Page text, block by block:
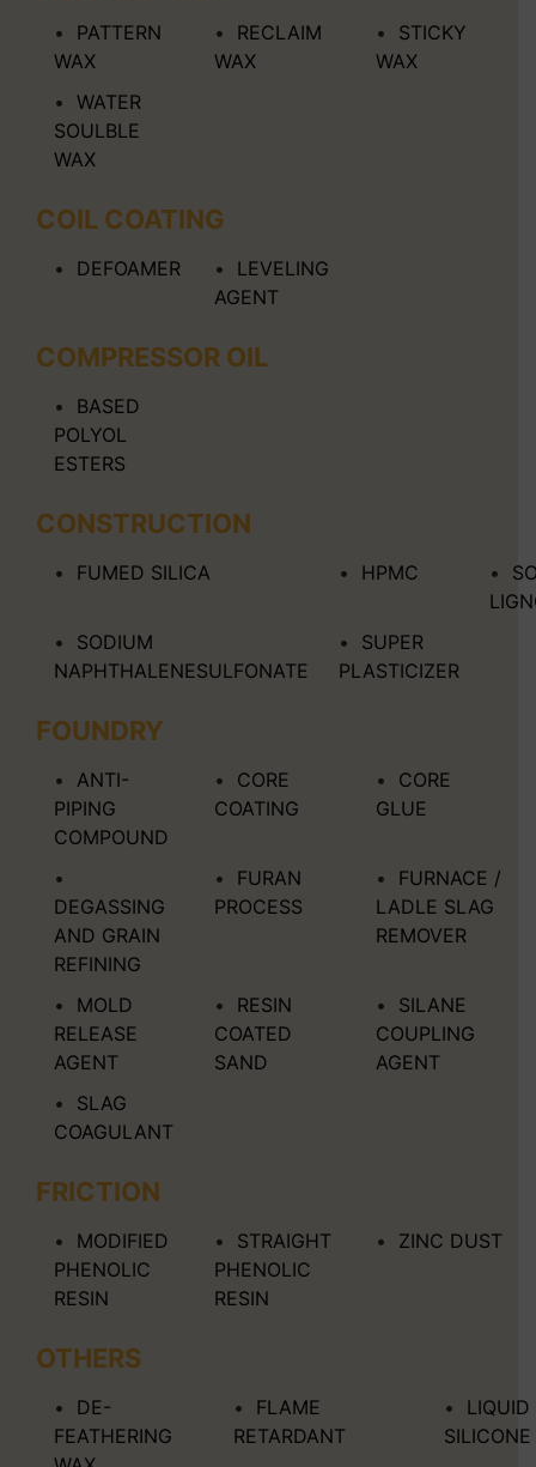
PATTERN
WAX
RECLAIM
WAX
STICKY
WAX
WATER
SOULBLE
WAX
COIL COATING
DEFOAMER
LEVELING
AGENT
COMPRESSOR OIL
BASED
POLYOL
ESTERS
CONSTRUCTION
FUMED SILICA HPMC
SODIUM
NAPHTHALENESULFONATE
SUPER
PLASTICIZER
FOUNDRY
ANTI-
PIPING
COMPOUND
CORE
COATING
CORE
GLUE
DEGASSING
AND GRAIN
REFINING
FURAN
PROCESS
FURNACE /
LADLE SLAG
REMOVER
MOLD
RELEASE
AGENT
RESIN
COATED
SAND
SILANE
COUPLING
AGENT
SLAG
COAGULANT
FRICTION
MODIFIED
PHENOLIC
RESIN
STRAIGHT
PHENOLIC
RESIN
ZINC DUST
OTHERS
DE-
FEATHERING
FLAME
RETARDANT
LIQUID
SILICONE